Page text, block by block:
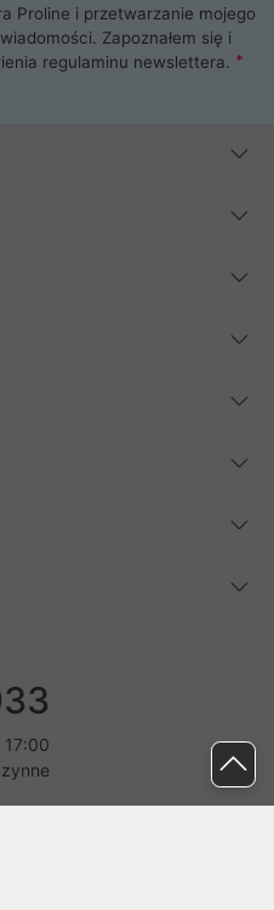
Proline i przetwarzanie mojego
Zapoznałem się i
regulaminu newslettera.